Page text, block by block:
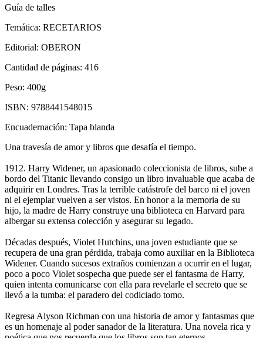
Guía de talles
Temática: RECETARIOS
Editorial: OBERON
Cantidad de páginas: 416
Peso: 400g
ISBN: 9788441548015
Encuadernación: Tapa blanda
Una travesía de amor y libros que desafía el tiempo.
1912. Harry Widener, un apasionado coleccionista de libros, sube a
bordo del Titanic llevando consigo un libro invaluable que acaba de
adquirir en Londres. Tras la terrible catástrofe del barco ni el joven
ni el ejemplar vuelven a ser vistos. En honor a la memoria de su
hijo, la madre de Harry construye una biblioteca en Harvard para
albergar su extensa colección y asegurar su legado.
Décadas después, Violet Hutchins, una joven estudiante que se
recupera de una gran pérdida, trabaja como auxiliar en la Biblioteca
Widener. Cuando sucesos extraños comienzan a ocurrir en el lugar,
poco a poco Violet sospecha que puede ser el fantasma de Harry,
quien intenta comunicarse con ella para revelarle el secreto que se
llevó a la tumba: el paradero del codiciado tomo.
Regresa Alyson Richman con una historia de amor y fantasmas que
es un homenaje al poder sanador de la literatura. Una novela rica y